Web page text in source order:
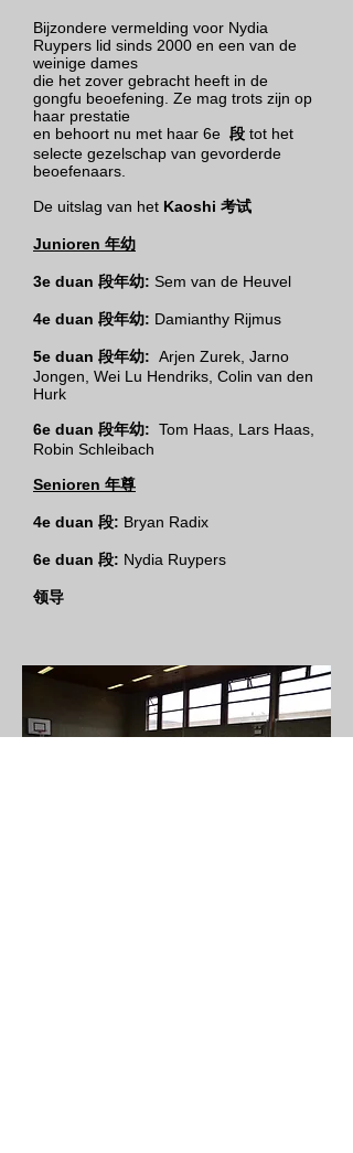
Bijzondere vermelding voor Nydia
Ruypers lid sinds 2000 en een van de
weinige dames
die het zover gebracht heeft in de
gongfu beoefening. Ze mag trots zijn op
haar prestatie
en behoort nu met haar 6e 段 tot het
selecte gezelschap van gevorderde
beoefenaars.
De uitslag van het Kaoshi 考试
Junioren 年幼
3e duan 段年幼: Sem van de Heuvel
4e duan 段年幼: Damianthy Rijmus
5e duan 段年幼: Arjen Zurek, Jarno
Jongen, Wei Lu Hendriks, Colin van den
Hurk
6e duan 段年幼: Tom Haas, Lars Haas,
Robin Schleibach
Senioren 年尊
4e duan 段: Bryan Radix
6e duan 段: Nydia Ruypers
领导